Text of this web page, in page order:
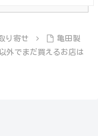
り寄せ
亀田製
外でまだ買えるお店は